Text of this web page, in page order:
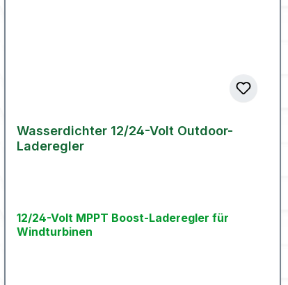
Wasserdichter 12/24-Volt Outdoor-
Laderegler
12/24-Volt MPPT Boost-Laderegler für
Windturbinen